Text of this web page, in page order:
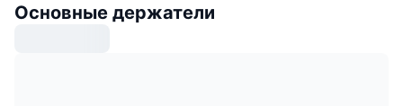
Основные держатели